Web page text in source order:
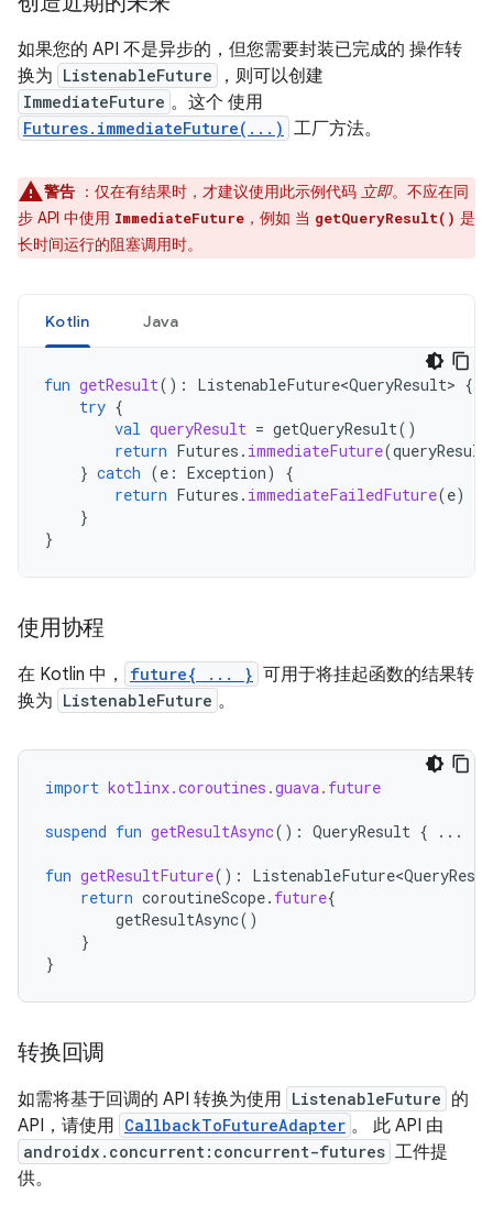
如果您的 API 不是异步的，但您需要封装已完成的 操作转
换为 ListenableFuture ，则可以创建
ImmediateFuture 。这个 使用
Futures.immediateFuture(...) 工厂方法。
警告 ：仅在有结果时，才建议使用此示例代码 立即。不应在同
步 API 中使用 ImmediateFuture ，例如 当 getQueryResult() 是
长时间运行的阻塞调用时。
Kotlin Java
fun getResult(): ListenableFuture<QueryResult> {
try {
val queryResult = getQueryResult()
return Futures . immediateFuture(queryResult
} catch (e : Exception)
{
return Futures . immediateFailedFuture(e)
}
}
使用协程
在 Kotlin 中， future{ ... } 可用于将挂起函数的结果转
换为 ListenableFuture 。
import kotlinx.coroutines.guava.future
suspend fun getResultAsync(): QueryResult { ...
fun getResultFuture():
return coroutineScope. future{
getResultAsync()
}
}
转换回调
如需将基于回调的 API 转换为使用 ListenableFuture 的
API，请使用 CallbackToFutureAdapter 。 此 API 由
androidx.concurrent:concurrent-futures 工件提
供。